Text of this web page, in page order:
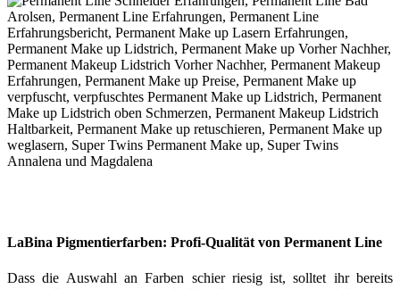
LaBina Pigmentierfarben: Profi-Qualität von Permanent Line
Dass die Auswahl an Farben schier riesig ist, solltet ihr bereits